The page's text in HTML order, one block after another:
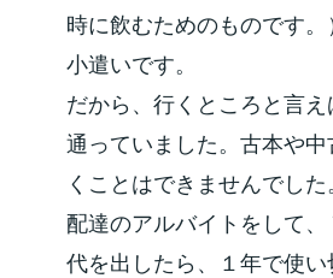
時に飲むためのものです
小遣いです。
だから、行くところと言
通っていました。古本や
くことはできませんでし
配達のアルバイトをして
代を出したら、１年で使